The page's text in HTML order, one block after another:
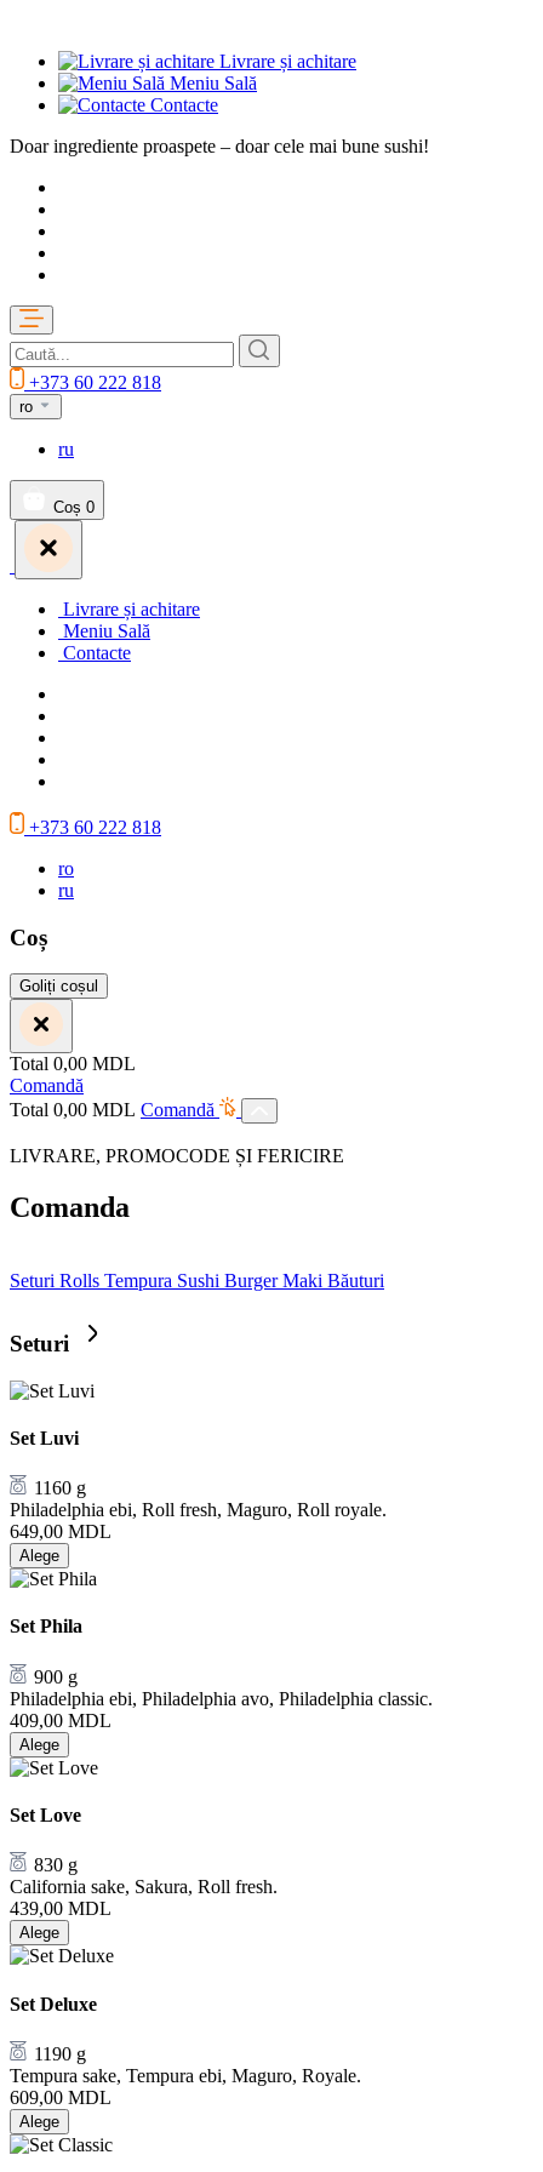
Livrare și achitare
Meniu Sală
Contacte
Doar ingrediente proaspete – doar cele mai bune sushi!
+373 60 222 818
ro
ru
Coș 0
Livrare și achitare
Meniu Sală
Contacte
+373 60 222 818
ro
ru
Coș
Goliți coșul
Total 0,00 MDL
Comandă
Total 0,00 MDL Comandă
LIVRARE, PROMOCODE ȘI FERICIRE
Comanda
Seturi Rolls Tempura Sushi BurgerMaki Băuturi
Seturi
Set Luvi
1160 g
Philadelphia ebi, Roll fresh, Maguro, Roll royale.
649,00 MDL
Alege
Set Phila
900 g
Philadelphia ebi, Philadelphia avo, Philadelphia classic.
409,00 MDL
Alege
Set Love
830 g
California sake, Sakura, Roll fresh.
439,00 MDL
Alege
Set Deluxe
1190 g
Tempura sake, Tempura ebi, Maguro, Royale.
609,00 MDL
Alege